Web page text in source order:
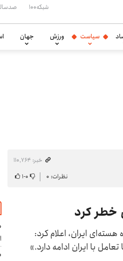
شبکه۱۰۰
سیاست ورزش جهان
خبر: ۱۱۰٬۷۶۴
نظرات: ۰ ۰-۱
خطر کرد
ایران، اعلام کرد:
با ایران ادامه دارد.»